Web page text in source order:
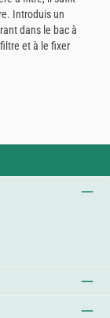
Introduis un
dans le bac à
et à le fixer